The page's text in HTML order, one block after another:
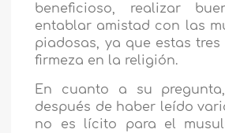
beneficioso, realizar
entablar amistad con las
piadosas, ya que estas
firmeza en la religión.
En cuanto a su
después de haber leído
no es lícito para el